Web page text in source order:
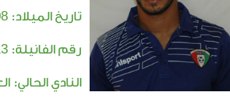
تاريخ الميلاد: 1983
رقم الفانيلة:
النادي الحالي: